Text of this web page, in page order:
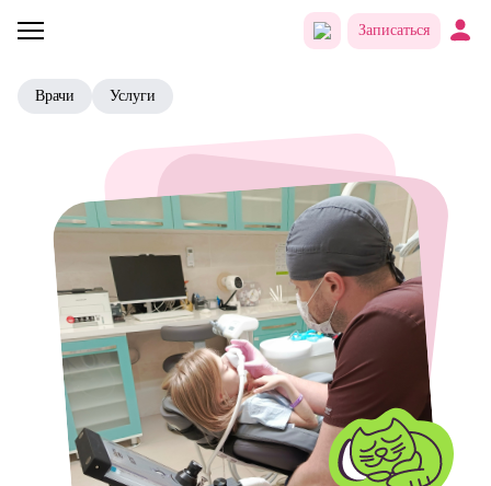
Записаться
Врачи Услуги